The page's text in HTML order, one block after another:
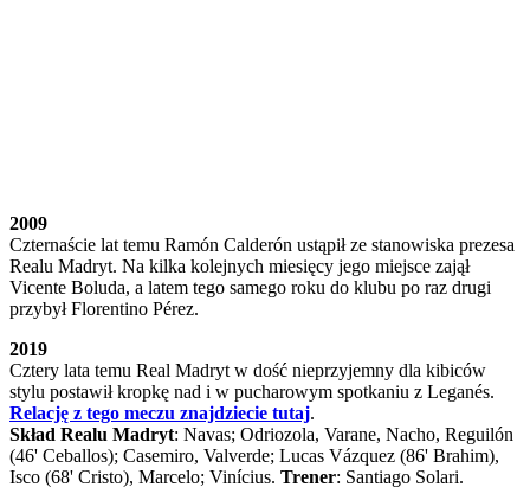
2009
Czternaście lat temu Ramón Calderón ustąpił ze stanowiska prezesa
Realu Madryt. Na kilka kolejnych miesięcy jego miejsce zajął
Vicente Boluda, a latem tego samego roku do klubu po raz drugi
przybył Florentino Pérez.
2019
Cztery lata temu Real Madryt w dość nieprzyjemny dla kibiców
stylu postawił kropkę nad i w pucharowym spotkaniu z Leganés.
Relację z tego meczu znajdziecie tutaj.
Skład Realu Madryt: Navas; Odriozola, Varane, Nacho, Reguilón
(46' Ceballos); Casemiro, Valverde; Lucas Vázquez (86' Brahim),
Isco (68' Cristo), Marcelo; Vinícius. Trener: Santiago Solari.